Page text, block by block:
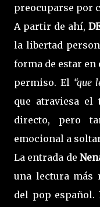
preocuparse por
A partir de ahí,
la libertad
forma de estar
permiso. El “que
que atraviesa el
directo, pero
emocional a
La entrada de
una lectura más
del pop español.